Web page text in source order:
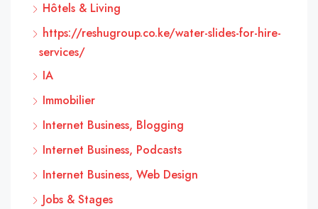
Hôtels & Living
https://reshugroup.co.ke/water-slides-for-hire-
services/
IA
Immobilier
Internet Business, Blogging
Internet Business, Podcasts
Internet Business, Web Design
Jobs & Stages